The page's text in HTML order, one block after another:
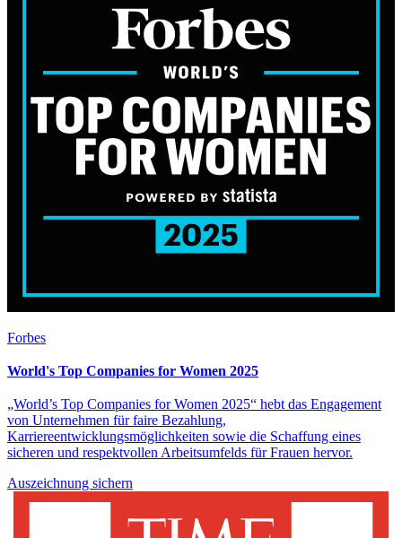
Forbes
World's Top Companies for Women 2025
„World’s Top Companies for Women 2025“ hebt das Engagement
von Unternehmen für faire Bezahlung,
Karriereentwicklungsmöglichkeiten sowie die Schaffung eines
sicheren und respektvollen Arbeitsumfelds für Frauen hervor.
Auszeichnung sichern